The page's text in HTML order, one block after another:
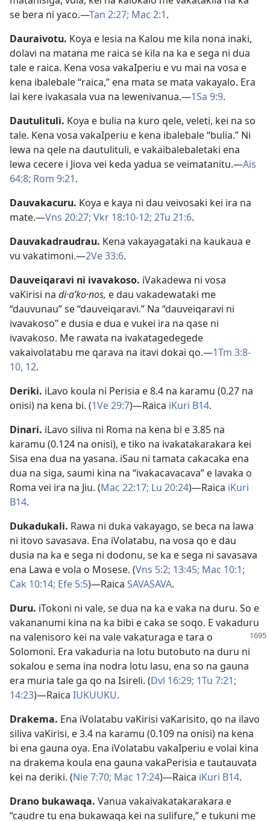
se bera ni yaco.​—Tan 2:27; Mac 2:1.
Dauraivotu. Koya e lesia na Kalou me kila nona inaki,
dolavi na matana me raica se kila na ka e sega ni dua
tale e raica. Kena vosa vakaIperiu e vu mai na vosa e
kena ibalebale “raica,” ena mata se mata vakayalo. Era
lai kere ivakasala vua na lewenivanua.​—1Sa 9:9.
Dautulituli. Koya e bulia na kuro qele, veleti, kei na so
tale. Kena vosa vakaIperiu e kena ibalebale “bulia.” Ni
lewa na qele na dautulituli, e vakaibalebaletaki ena
lewa cecere i Jiova vei keda yadua se veimatanitu.​—Ais
64:8; Rom 9:21.
Dauvakacuru. Koya e kaya ni dau veivosaki kei ira na
mate.​—Vns 20:27; Vkr 18:10-12; 2Tu 21:6.
Dauvakadraudrau. Kena vakayagataki na kaukaua e
vu vakatimoni.​—2Ve 33:6.
Dauveiqaravi ni ivavakoso. iVakadewa ni vosa
vaKirisi na di·aʹko·nos, e dau vakadewataki me
“dauvunau” se “dauveiqaravi.” Na “dauveiqaravi ni
ivavakoso” e dusia e dua e vukei ira na qase ni
ivavakoso. Me rawata na ivakatagedegede
vakaivolatabu me qarava na itavi dokai qo.​—1Tm 3:8-
10, 12.
Deriki. iLavo koula ni Perisia e 8.4 na karamu (0.27 na
onisi) na kena bi. (1Ve 29:7)​—Raica iKuri B14.
Dinari. iLavo siliva ni Roma na kena bi e 3.85 na
karamu (0.124 na onisi), e tiko na ivakatakarakara kei
Sisa ena dua na yasana. iSau ni tamata cakacaka ena
dua na siga, saumi kina na “ivakacavacava” e lavaka o
Roma vei ira na Jiu. (Mac 22:17; Lu 20:24)​—Raica iKuri
B14.
Dukadukali. Rawa ni duka vakayago, se beca na lawa
ni itovo savasava. Ena iVolatabu, na vosa qo e dau
dusia na ka e sega ni dodonu, se ka e sega ni savasava
ena Lawa e vola o Mosese. (Vns 5:2; 13:45; Mac 10:1;
Cak 10:14; Efe 5:5)​—Raica SAVASAVA.
Duru. iTokoni ni vale, se dua na ka e vaka na duru. So e
vakananumi kina na ka bibi e caka se soqo. E vakaduru
na valenisoro kei na vale vakaturaga e tara o
Solomoni. Era vakaduria na lotu butobuto na duru ni
sokalou e sema ina nodra lotu lasu, ena so na gauna
era muria tale ga qo na Isireli. (Dvl 16:29; 1Tu 7:21;
14:23)​—Raica IUKUUKU.
Drakema. Ena iVolatabu vaKirisi vaKarisito, qo na ilavo
siliva vaKirisi, e 3.4 na karamu (0.109 na onisi) na kena
bi ena gauna oya. Ena iVolatabu vakaIperiu e volai kina
na drakema koula ena gauna vakaPerisia e tautauvata
kei na deriki. (Nie 7:70; Mac 17:24)​—Raica iKuri B14.
Drano bukawaqa. Vanua vakaivakatakarakara e
“caudre tu ena bukawaqa kei na sulifure,” e tukuni me